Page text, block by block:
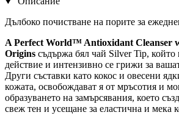
Дълбоко почистване на порите за
A Perfect World™ Antioxidant Cleanser
Origins съдържа бял чай Silver Tip,
действие и интензивно се грижи за
Други съставки като кокос и овесени
кожата, освобождават я от мръсотия и
образуването на замърсявания, което
свеж тен и усещане за еластична и мека